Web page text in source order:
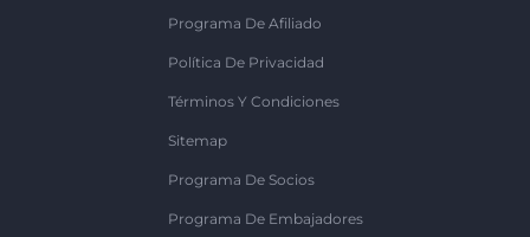
Programa De Afiliado
Política De Privacidad
Términos Y Condiciones
Sitemap
Programa De Socios
Programa De Embajadores